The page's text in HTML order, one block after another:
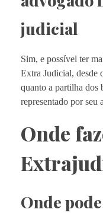
judicial
Sim, e possível ter
Extra Judicial, desde
quanto a partilha dos
representado por seu
Onde
Onde